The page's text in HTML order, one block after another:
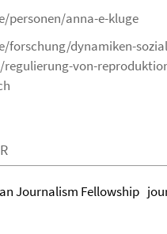
personen/anna-e-kluge
forschung/dynamiken-
regulierung-von-
Journalism Fellowship